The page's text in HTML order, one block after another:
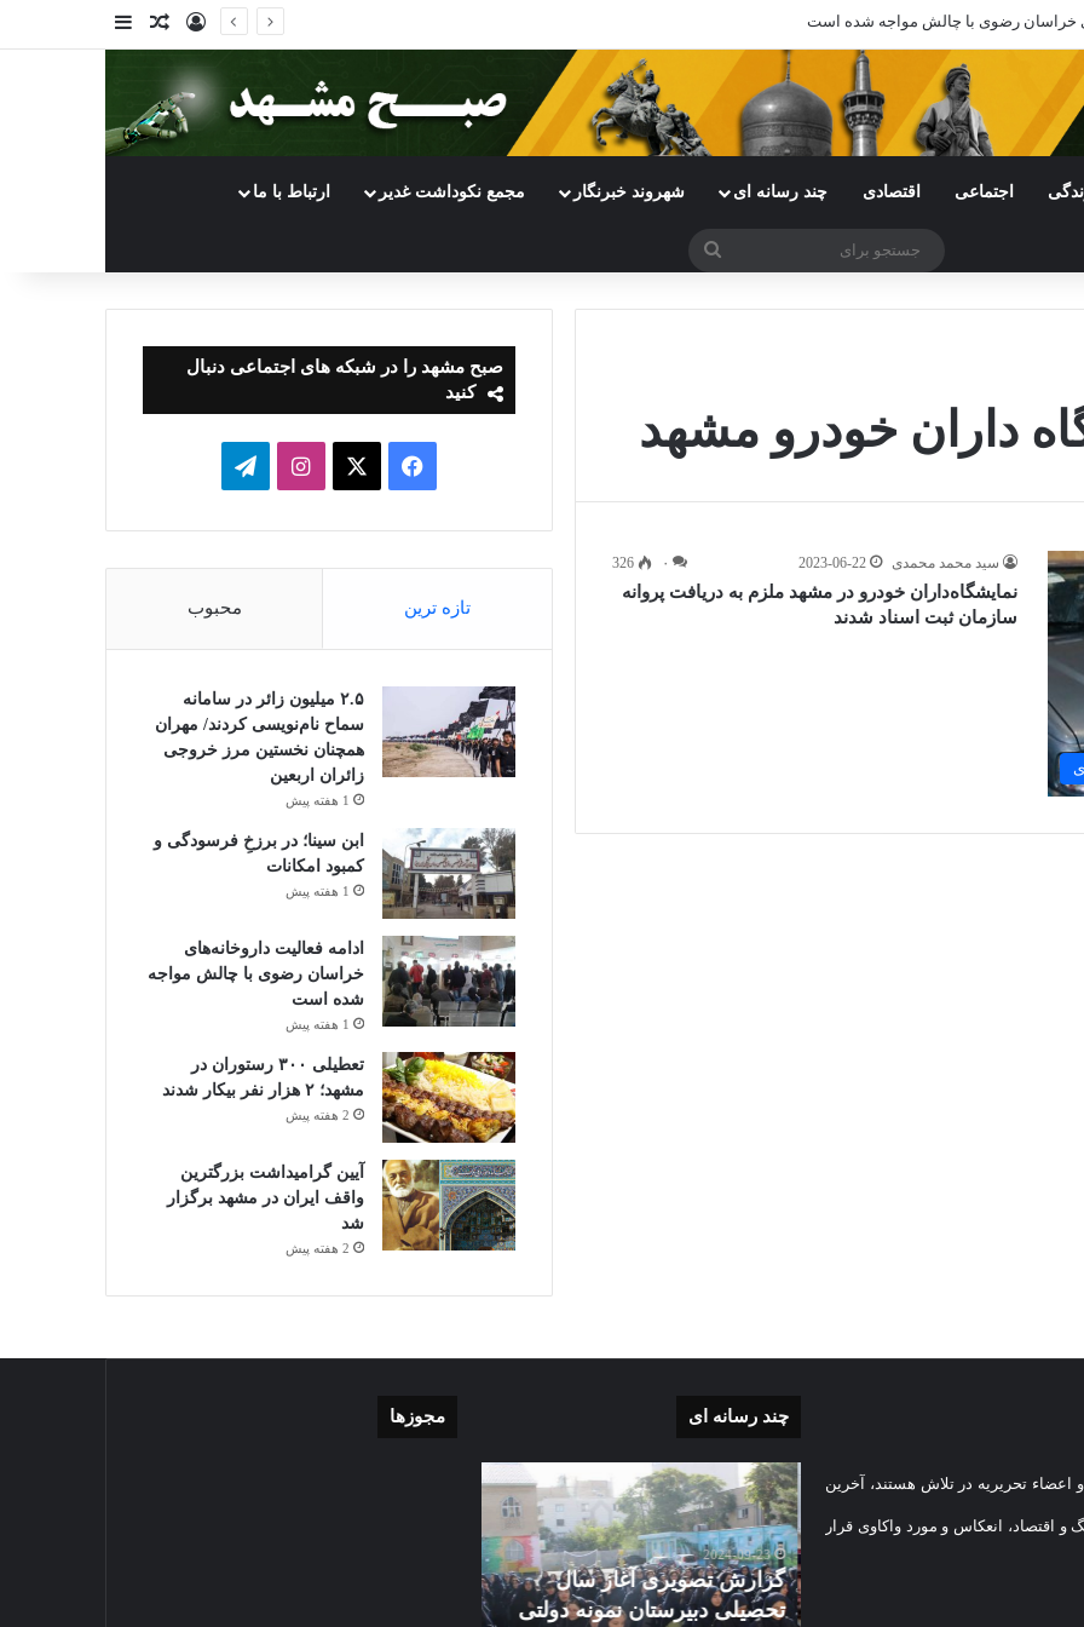
خراسان رضوی با چالش مواجه شده است ورودنوشته تصادفی
سایدبار
اجتماعی اقتصادی چند رسانه ای شهروند خبرنگار مجمع نکوداشت غدیر ارتباط با ما
جستجو
داران خودرو مشهد
سید محمد محمدی 2023-06-22 ۰ 326
نمایشگاه‌داران خودرو در مشهد ملزم به دریافت پروانه
سازمان ثبت اسناد شدند
صبح مشهد را در شبکه های اجتماعی دنبال
کنید
فیسبوک ایکساینستاگرامتلگرام
تازه ترین محبوب
۲.۵ میلیون زائر در سامانه
سماح نام‌نویسی کردند/ مهران
همچنان نخستین مرز خروجی
زائران اربعین
1 هفته پیش
ابن سینا؛ در برزخِ فرسودگی و
کمبود امکانات
1 هفته پیش
ادامه فعالیت داروخانه‌های
خراسان رضوی با چالش مواجه
شده است
1 هفته پیش
تعطیلی ۳۰۰ رستوران در
مشهد؛ ۲ هزار نفر بیکار شدند
2 هفته پیش
آیین گرامیداشت بزرگترین
واقف ایران در مشهد برگزار
شد
2 هفته پیش
تحریریه در تلاش هستند، آخرین
اقتصاد، انعکاس و مورد واکاوی قرار
چند رسانه ای
گزارش
تصویری
آغاز
سال
تحصیلی
دبیرستان
2024-09-23
گزارش تصویری آغاز سال
تحصیلی دبیرستان نمونه دولتی
مجوزها